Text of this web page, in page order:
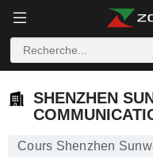
SHENZHEN
Cours Shenzhen